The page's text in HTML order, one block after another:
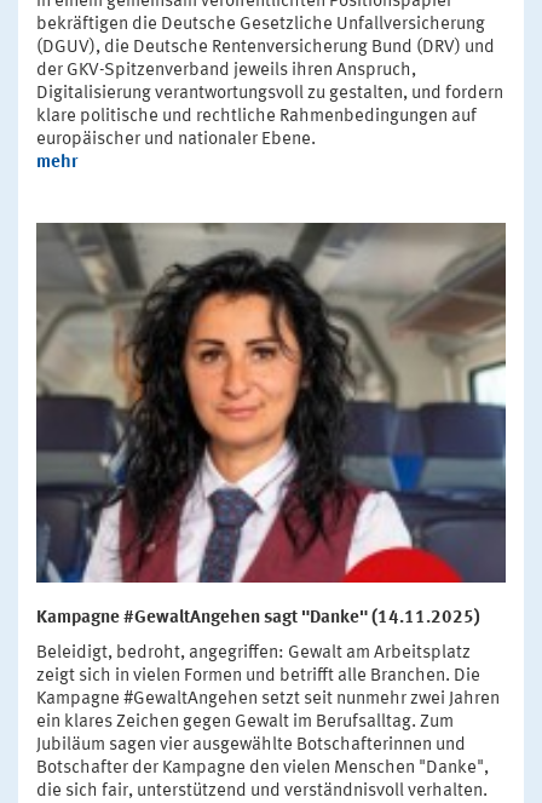
bekräftigen die Deutsche Gesetzliche Unfallversicherung
(DGUV), die Deutsche Rentenversicherung Bund (DRV) und
der GKV-Spitzenverband jeweils ihren Anspruch,
Digitalisierung verantwortungsvoll zu gestalten, und fordern
klare politische und rechtliche Rahmenbedingungen auf
europäischer und nationaler Ebene.
mehr
Kampagne #GewaltAngehen sagt "Danke" (14.11.2025)
Beleidigt, bedroht, angegriffen: Gewalt am Arbeitsplatz
zeigt sich in vielen Formen und betrifft alle Branchen. Die
Kampagne #GewaltAngehen setzt seit nunmehr zwei Jahren
ein klares Zeichen gegen Gewalt im Berufsalltag. Zum
Jubiläum sagen vier ausgewählte Botschafterinnen und
Botschafter der Kampagne den vielen Menschen "Danke",
die sich fair, unterstützend und verständnisvoll verhalten.